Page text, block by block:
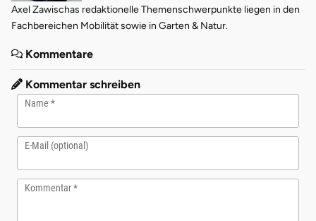
Axel Zawischas redaktionelle Themenschwerpunkte liegen in den
Fachbereichen Mobilität sowie in Garten & Natur.
Kommentare
Kommentar schreiben
Name
E-Mail (optional)
Kommentar